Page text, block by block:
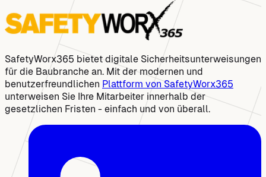
SafetyWorx365 bietet digitale Sicherheitsunterweisungen
für die Baubranche an. Mit der modernen und
benutzerfreundlichen Plattform von SafetyWorx365
unterweisen Sie Ihre Mitarbeiter innerhalb der
gesetzlichen Fristen - einfach und von überall.